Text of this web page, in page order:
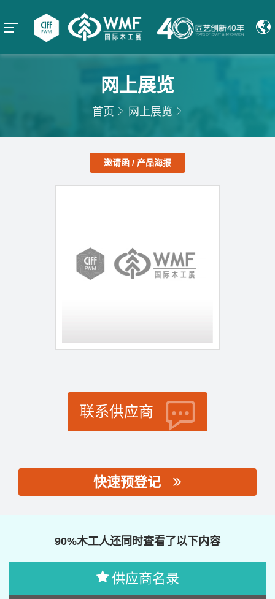
网上展览
首页 网上展览
邀请函 / 产品海报
联系供应商
快速预登记
90%木工人还同时查看了以下内容
供应商名录